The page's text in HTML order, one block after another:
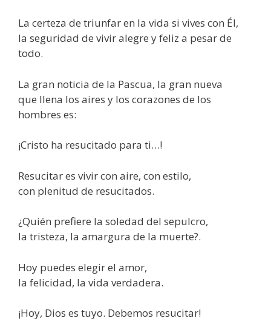
La certeza de triunfar en la vida si vives con Él,
la seguridad de vivir alegre y feliz a pesar de
todo.
La gran noticia de la Pascua, la gran nueva
que llena los aires y los corazones de los
hombres es:
¡Cristo ha resucitado para ti…!
Resucitar es vivir con aire, con estilo,
con plenitud de resucitados.
¿Quién prefiere la soledad del sepulcro,
la tristeza, la amargura de la muerte?.
Hoy puedes elegir el amor,
la felicidad, la vida verdadera.
¡Hoy, Dios es tuyo. Debemos resucitar!